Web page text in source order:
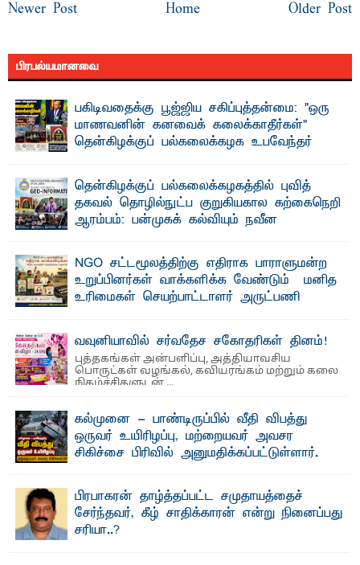
Newer Post Older Post
Home
பிரபல்யமானவை
பகிடிவதைக்கு பூஜ்ஜிய சகிப்புத்தன்மை: "ஒரு
மாணவனின் கனவைக் கலைக்காதீர்கள்" –
தென்கிழக்குப் பல்கலைக்கழக உபவேந்தர்
"ஒ ரு மாணவனின் அல்லது மாணவியின் கனவு என்னால்
கலைக்கப்படாது" என்ற உறுதியை ஒவ்வொரு மாணவரும் ...
தென்கிழக்குப் பல்கலைக்கழகத்தில் புவித்
தகவல் தொழில்நுட்ப குறுகியகால கற்கைநெறி
ஆரம்பம்: பன்முகக் கல்வியும் நவீன
பேராசிரியர் எம். எம். பாஸில்
தெ ன்கிழக்குப் பல்கலைக்கழகத்தின் கலை மற்றும் கலாசார
பீடத்தின் புவியியல் துறையினால் ...
NGO சட்டமூலத்திற்கு எதிராக பாராளுமன்ற
உறுப்பினர்கள் வாக்களிக்க வேண்டும் – மனித
உரிமைகள் செயற்பாட்டாளர் அருட்பணி
ஜே. எப். காமிலா பேகம்- இ லங்கை அரசாங்கம் அரசுசாரா
அமைப்புகள் (NGO) தொடர்பான புதிய சட்டமூலத்தை ...
வவுனியாவில் சர்வதேச சகோதரிகள் தினம்!
புத்தகங்கள் அன்பளிப்பு, அத்தியாவசிய
பொருட்கள் வழங்கல், கவியரங்கம் மற்றும் கலை
நிகழ்ச்சிகளுடன் ...
கல்முனை - பாண்டிருப்பில் வீதி விபத்து
ஒருவர் உயிரிழப்பு, மற்றையவர் அவசர
சிகிச்சை பிரிவில் அனுமதிக்கப்பட்டுள்ளார்.
பாண்டிருப்பு ...பிரபாகரன் தாழ்த்தப்பட்ட சமுதாயத்தைச்
சேர்ந்தவர், கீழ் சாதிக்காரன் என்று நினைப்பது
சரியா..?